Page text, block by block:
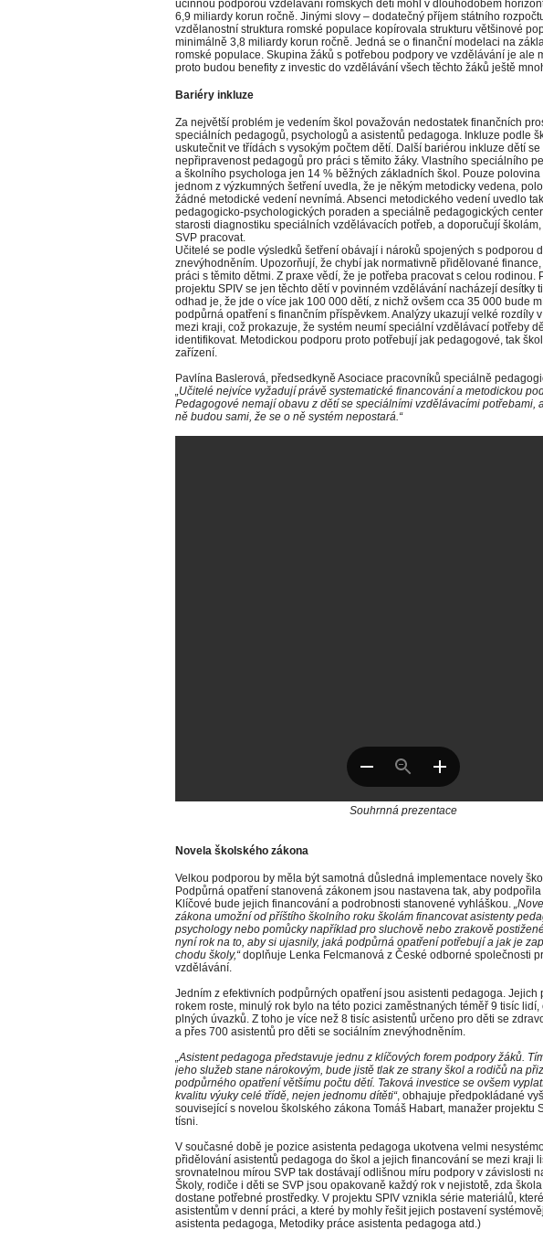
účinnou podporou vzdělávání romských dětí mohl v dlouhodobém
6,9 miliardy korun ročně. Jinými slovy – dodatečný příjem státního
vzdělanostní struktura romské populace kopírovala strukturu většinové
minimálně 3,8 miliardy korun ročně. Jedná se o finanční modelaci na
romské populace. Skupina žáků s potřebou podpory ve vzdělávání je ale
proto budou benefity z investic do vzdělávání všech těchto žáků ještě
Bariéry inkluze
Za největší problém je vedením škol považován nedostatek finančních
speciálních pedagogů, psychologů a asistentů pedagoga. Inkluze podle
uskutečnit ve třídách s vysokým počtem dětí. Další bariérou inkluze dětí se
nepřipravenost pedagogů pro práci s těmito žáky. Vlastního speciálního
a školního psychologa jen 14 % běžných základních škol. Pouze
jednom z výzkumných šetření uvedla, že je někým metodicky vedena,
žádné metodické vedení nevnímá. Absenci metodického vedení uvedlo
pedagogicko-psychologických poraden a speciálně pedagogických
starosti diagnostiku speciálních vzdělávacích potřeb, a doporučují školám,
SVP pracovat.
Učitelé se podle výsledků šetření obávají i nároků spojených s podporou
znevýhodněním. Upozorňují, že chybí jak normativně přidělované
práci s těmito dětmi. Z praxe vědí, že je potřeba pracovat s celou rodinou.
projektu SPIV se jen těchto dětí v povinném vzdělávání nacházejí desítky
odhad je, že jde o více jak 100 000 dětí, z nichž ovšem cca 35 000 bude
podpůrná opatření s finančním příspěvkem. Analýzy ukazují velké rozdíly
mezi kraji, což prokazuje, že systém neumí speciální vzdělávací potřeby
identifikovat. Metodickou podporu proto potřebují jak pedagogové, tak
zařízení.
Pavlína Baslerová, předsedkyně Asociace pracovníků speciálně
„Učitelé nejvíce vyžadují právě systematické financování a metodickou
Pedagogové nemají obavu z dětí se speciálními vzdělávacími potřebami,
ně budou sami, že se o ně systém nepostará.“
Souhrnná prezentace
Novela školského zákona
Velkou podporou by měla být samotná důsledná implementace novely
Podpůrná opatření stanovená zákonem jsou nastavena tak, aby
Klíčové bude jejich financování a podrobnosti stanovené vyhláškou.
zákona umožní od příštího školního roku školám financovat asistenty
psychology nebo pomůcky například pro sluchově nebo zrakově
nyní rok na to, aby si ujasnily, jaká podpůrná opatření potřebují a jak je
chodu školy,“doplňuje Lenka Felcmanová z České odborné společnosti
vzdělávání.
Jedním z efektivních podpůrných opatření jsou asistenti pedagoga. Jejich
rokem roste, minulý rok bylo na této pozici zaměstnaných téměř 9 tisíc
plných úvazků. Z toho je více než 8 tisíc asistentů určeno pro děti se
a přes 700 asistentů pro děti se sociálním znevýhodněním.
„Asistent pedagoga představuje jednu z klíčových forem podpory žáků.
jeho služeb stane nárokovým, bude jistě tlak ze strany škol a rodičů na
podpůrného opatření většímu počtu dětí. Taková investice se ovšem
kvalitu výuky celé třídě, nejen jednomu dítěti“, obhajuje předpokládané
související s novelou školského zákona Tomáš Habart, manažer projektu
tísni.
V současné době je pozice asistenta pedagoga ukotvena velmi
přidělování asistentů pedagoga do škol a jejich financování se mezi kraji
srovnatelnou mírou SVP tak dostávají odlišnou míru podpory v závislosti
Školy, rodiče i děti se SVP jsou opakovaně každý rok v nejistotě, zda
dostane potřebné prostředky. V projektu SPIV vznikla série materiálů,
asistentům v denní práci, a které by mohly řešit jejich postavení
asistenta pedagoga, Metodiky práce asistenta pedagoga atd.)